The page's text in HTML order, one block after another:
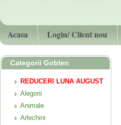
Acasa Login/ Client nou
Categorii Goblen
REDUCERI LUNA AUGUST
Alegorii
Animale
Arlechini